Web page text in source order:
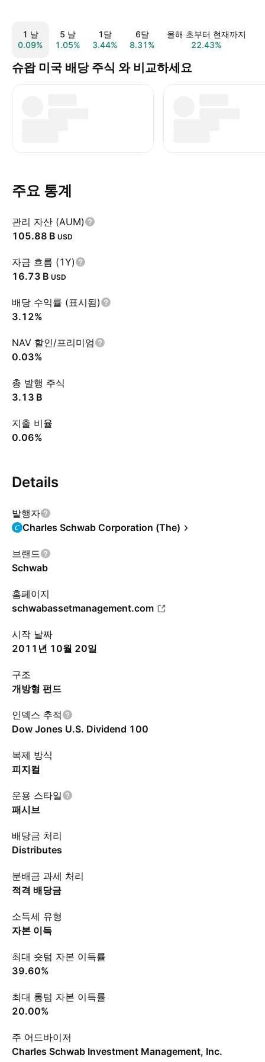
1 날
0.09%
5 날
1.05%
1달
3.44%
6달
8.31%
올해 초부터 현재까지
22.43%
슈왑 미국 배당 주식 와 비교하세요
주요 통계
관리 자산 (AUM)
‪105.88 B‬ USD
자금 흐름 (1Y)
‪16.73 B‬ USD
배당 수익률 (표시됨)
3.12%
NAV 할인/프리미엄
0.03%
총 발행 주식
‪3.13 B‬
지출 비율
0.06%
Details
발행자
Charles Schwab Corporation (The)
브랜드
Schwab
홈페이지
schwabassetmanagement.com
시작 날짜
2011년 10월 20일
구조
개방형 펀드
인덱스 추적
Dow Jones U.S. Dividend 100
복제 방식
피지컬
운용 스타일
패시브
배당금 처리
Distributes
분배금 과세 처리
적격 배당금
소득세 유형
자본 이득
최대 숏텀 자본 이득률
39.60%
최대 롱텀 자본 이득률
20.00%
주 어드바이저
Charles Schwab Investment Management, Inc.